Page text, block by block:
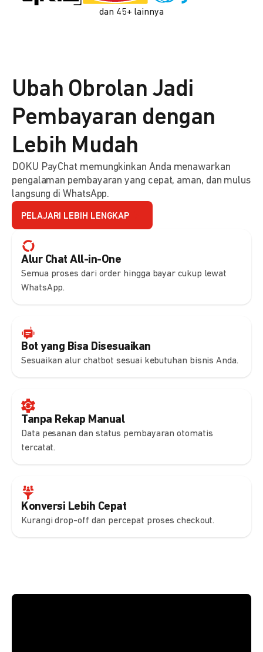
dan 45+ lainnya
Alur Chat All-in-One
Semua proses dari order hingga bayar cukup lewat
WhatsApp.
Bot yang Bisa Disesuaikan
Sesuaikan alur chatbot sesuai kebutuhan bisnis Anda.
Tanpa Rekap Manual
Data pesanan dan status pembayaran otomatis
tercatat.
Konversi Lebih Cepat
Kurangi drop-off dan percepat proses checkout.
Ubah Obrolan Jadi
Pembayaran dengan
Lebih Mudah
DOKU PayChat memungkinkan Anda menawarkan
pengalaman pembayaran yang cepat, aman, dan mulus
langsung di WhatsApp.
PELAJARI LEBIH LENGKAP